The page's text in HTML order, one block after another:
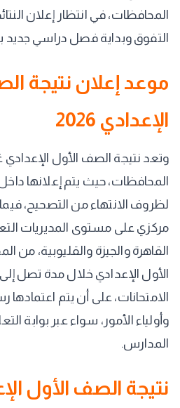
المحافظات، في انتظار إعلان
التفوق وبداية فصل دراسي
موعد إعلان نتيجة
الإعدادي 2026
وتعد نتيجة الصف الأول
المحافظات، حيث يتم إعلانها
لظروف الانتهاء من التصحيح،
مركزي على مستوى المديريات
القاهرة والجيزة والقليوبية، من
الامتحانات، على أن يتم اعتمادها
وأولياء الأمور، سواء عبر بوابة
المدارس.
نتيجة الصف الأول